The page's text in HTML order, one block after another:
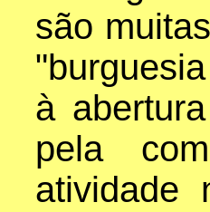
são
à
pela
atividade